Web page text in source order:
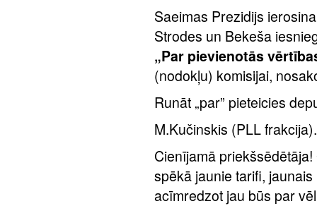
Saeimas Prezidijs
Strodes un Bekeša
„Par pievienotās
(nodokļu) komisijai,
Runāt „par” pieteicies
M.Kučinskis (PLL frakcija).
Cienījamā
spēkā jaunie tarifi,
acīmredzot jau būs par